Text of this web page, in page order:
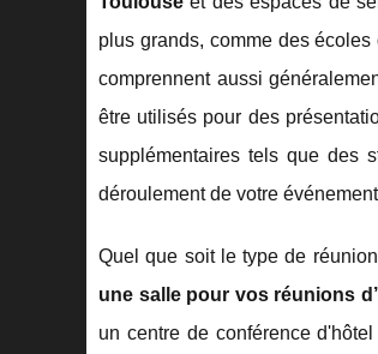
plus grands, comme des
comprennent aussi
être utilisés pour des
supplémentaires tels que des
déroulement de votre
Quel que soit le type de
une salle pour vos réunions
un centre de conférence